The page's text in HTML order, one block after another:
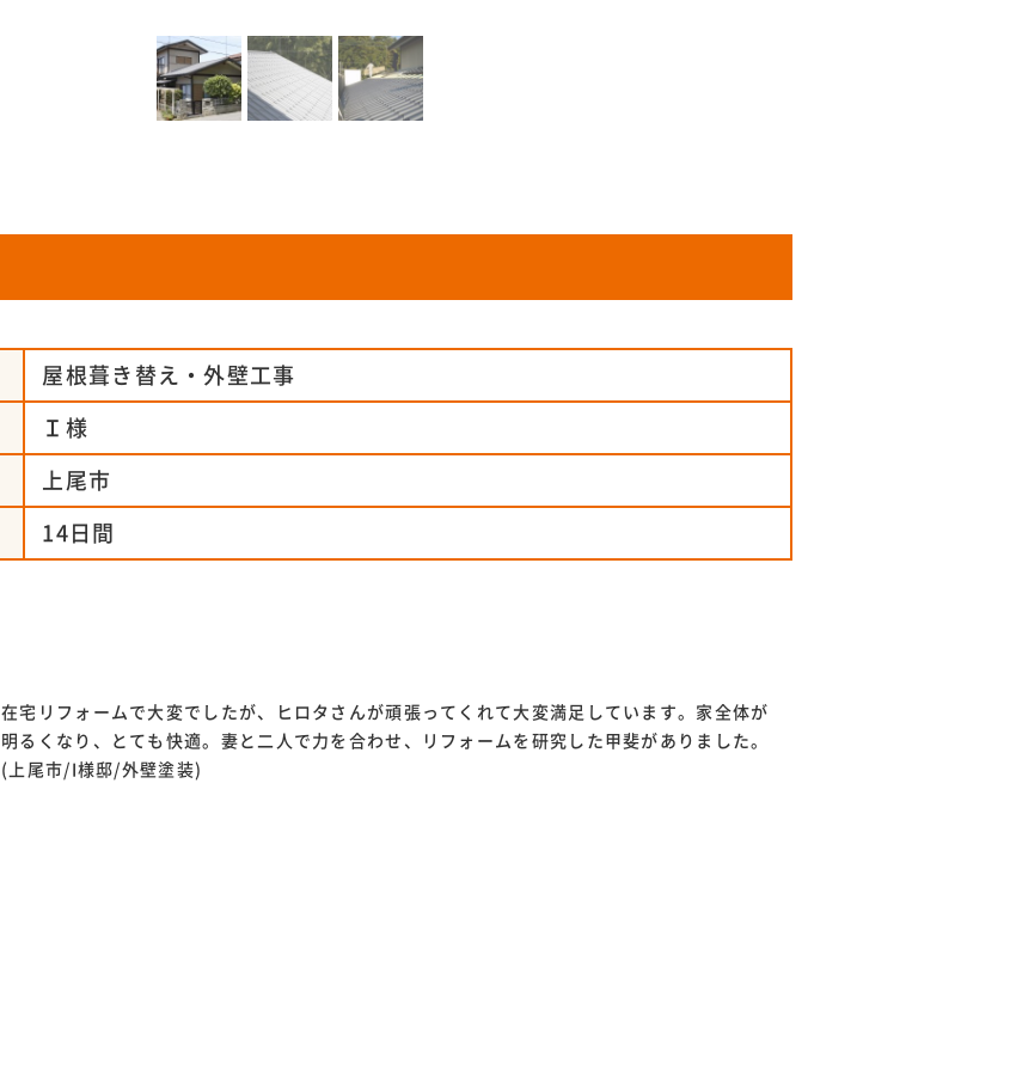
屋根葺き替え・外壁工事
Ｉ様
上尾市
14日間
在宅リフォームで大変でしたが、ヒロタさんが頑張ってくれて大変満足しています。家全体が
明るくなり、とても快適。妻と二人で力を合わせ、リフォームを研究した甲斐がありました。
(上尾市/I様邸/外壁塗装)